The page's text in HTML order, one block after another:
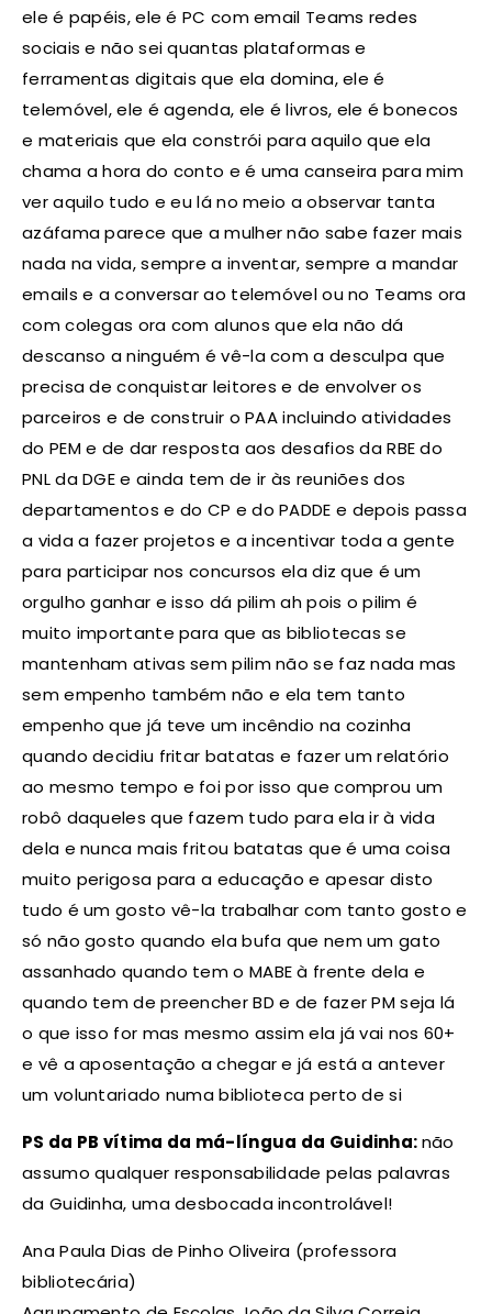
ele é papéis, ele é PC com email Teams redes
sociais e não sei quantas plataformas e
ferramentas digitais que ela domina, ele é
telemóvel, ele é agenda, ele é livros, ele é bonecos
e materiais que ela constrói para aquilo que ela
chama a hora do conto e é uma canseira para mim
ver aquilo tudo e eu lá no meio a observar tanta
azáfama parece que a mulher não sabe fazer mais
nada na vida, sempre a inventar, sempre a mandar
emails e a conversar ao telemóvel ou no Teams ora
com colegas ora com alunos que ela não dá
descanso a ninguém é vê-la com a desculpa que
precisa de conquistar leitores e de envolver os
parceiros e de construir o PAA incluindo atividades
do PEM e de dar resposta aos desafios da RBE do
PNL da DGE e ainda tem de ir às reuniões dos
departamentos e do CP e do PADDE e depois passa
a vida a fazer projetos e a incentivar toda a gente
para participar nos concursos ela diz que é um
orgulho ganhar e isso dá pilim ah pois o pilim é
muito importante para que as bibliotecas se
mantenham ativas sem pilim não se faz nada mas
sem empenho também não e ela tem tanto
empenho que já teve um incêndio na cozinha
quando decidiu fritar batatas e fazer um relatório
ao mesmo tempo e foi por isso que comprou um
robô daqueles que fazem tudo para ela ir à vida
dela e nunca mais fritou batatas que é uma coisa
muito perigosa para a educação e apesar disto
tudo é um gosto vê-la trabalhar com tanto gosto e
só não gosto quando ela bufa que nem um gato
assanhado quando tem o MABE à frente dela e
quando tem de preencher BD e de fazer PM seja lá
o que isso for mas mesmo assim ela já vai nos 60+
e vê a aposentação a chegar e já está a antever
um voluntariado numa biblioteca perto de si
PS da PB vítima da má-língua da Guidinha:não
assumo qualquer responsabilidade pelas palavras
da Guidinha, uma desbocada incontrolável!
Ana Paula Dias de Pinho Oliveira (professora
bibliotecária)